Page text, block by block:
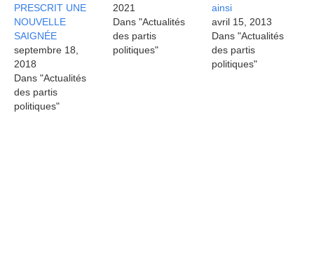
PRESCRIT UNE
NOUVELLE
SAIGNÉE
septembre 18,
2018
Dans "Actualités
des partis
politiques"
2021
Dans "Actualités
des partis
politiques"
ainsi
avril 15, 2013
Dans "Actualités
des partis
politiques"